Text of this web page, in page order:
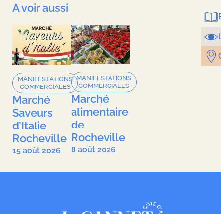
A voir aussi
MANIFESTATIONS
COMMERCIALES
Marché
Saveurs
d’Italie
Rocheville
15 août 2026
MANIFESTATIONS
COMMERCIALES
Marché
alimentaire
de
Rocheville
8 août 2026